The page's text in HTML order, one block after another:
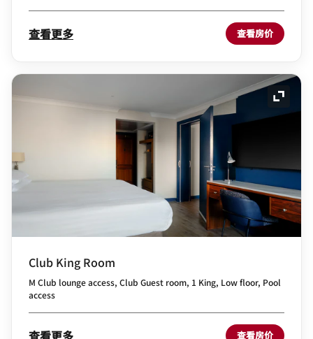
查看更多 查看房价
展开
Club King Room
M Club lounge access, Club Guest room, 1 King, Low floor, Pool
access
查看更多 查看房价